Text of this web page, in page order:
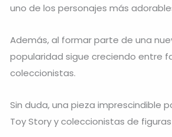
uno de los personajes más
Además, al formar parte de una
popularidad sigue creciendo entre
coleccionistas.
Sin duda, una pieza imprescindible
Toy Storyy coleccionistas de figuras